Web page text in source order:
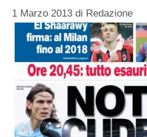
1 Marzo 2013 di Redazione